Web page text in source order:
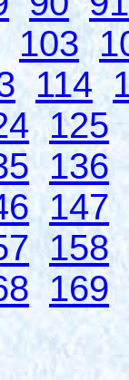
103
114
125
136
147
158
169